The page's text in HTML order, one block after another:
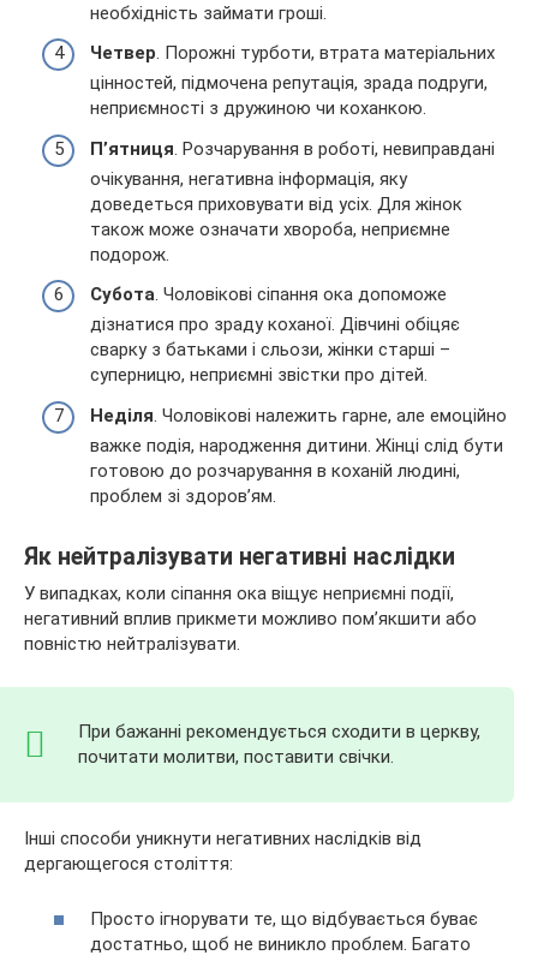
необхідність займати гроші.
Четвер. Порожні турботи, втрата матеріальних
цінностей, підмочена репутація, зрада подруги,
неприємності з дружиною чи коханкою.
П’ятниця. Розчарування в роботі, невиправдані
очікування, негативна інформація, яку
доведеться приховувати від усіх. Для жінок
також може означати хвороба, неприємне
подорож.
Субота. Чоловікові сіпання ока допоможе
дізнатися про зраду коханої. Дівчині обіцяє
сварку з батьками і сльози, жінки старші –
суперницю, неприємні звістки про дітей.
Неділя. Чоловікові належить гарне, але емоційно
важке подія, народження дитини. Жінці слід бути
готовою до розчарування в коханій людині,
проблем зі здоров’ям.
Як нейтралізувати негативні наслідки
У випадках, коли сіпання ока віщує неприємні події,
негативний вплив прикмети можливо пом’якшити або
повністю нейтралізувати.
При бажанні рекомендується сходити в церкву,
почитати молитви, поставити свічки.
Інші способи уникнути негативних наслідків від
дергающегося століття:
Просто ігнорувати те, що відбувається буває
достатньо, щоб не виникло проблем. Багато